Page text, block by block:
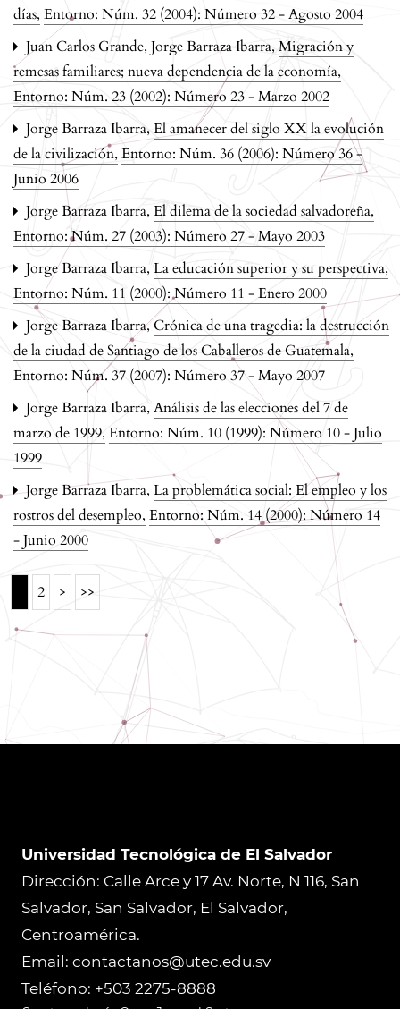
días, Entorno: Núm. 32 (2004): Número 32 - Agosto 2004
Juan Carlos Grande, Jorge Barraza Ibarra, Migración y
remesas familiares; nueva dependencia de la economía,
Entorno: Núm. 23 (2002): Número 23 - Marzo 2002
Jorge Barraza Ibarra,El amanecer del siglo XX la evolución
de la civilización, Entorno: Núm. 36 (2006): Número 36 -
Junio 2006
Jorge Barraza Ibarra, El dilema de la sociedad salvadoreña,
Entorno: Núm. 27 (2003): Número 27 - Mayo 2003
Jorge Barraza Ibarra, La educación superior y su perspectiva,
Entorno: Núm. 11 (2000): Número 11 - Enero 2000
Jorge Barraza Ibarra,Crónica de una tragedia: la destrucción
de la ciudad de Santiago de los Caballeros de Guatemala,
Entorno: Núm. 37 (2007): Número 37 - Mayo 2007
Jorge Barraza Ibarra, Análisis de las elecciones del 7 de
marzo de 1999, Entorno: Núm. 10 (1999): Número 10 - Julio
1999
Jorge Barraza Ibarra, La problemática social: El empleo y los
rostros del desempleo, Entorno: Núm. 14 (2000): Número 14
- Junio 2000
2 > >>
Universidad Tecnológica de El Salvador
Dirección: Calle Arce y 17 Av. Norte, N 116, San
Salvador, San Salvador, El Salvador,
Centroamérica.
Email: contactanos@utec.edu.sv
Teléfono: +503 2275-8888